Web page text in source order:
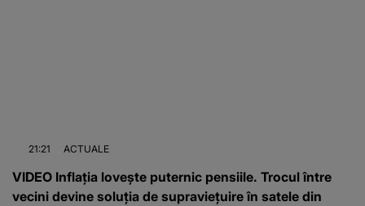
21:21 ACTUALE
VIDEO Inflația lovește puternic pensiile. Trocul între
vecini devine soluția de supraviețuire în satele din